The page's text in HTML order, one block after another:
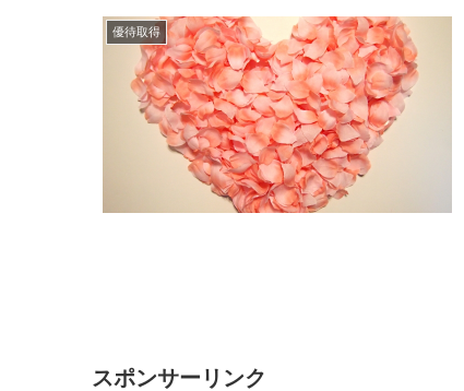
優待取得
スポンサーリンク